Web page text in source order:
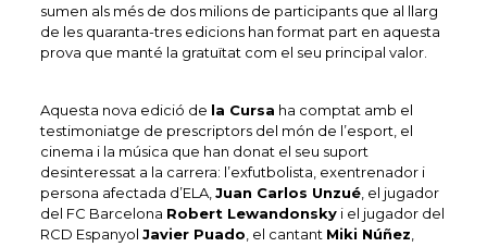
sumen als més de dos milions de participants que al llarg
de les quaranta-tres edicions han format part en aquesta
prova que manté la gratuïtat com el seu principal valor.
Aquesta nova edició de la Cursa ha comptat amb el
testimoniatge de prescriptors del món de l’esport, el
cinema i la música que han donat el seu suport
desinteressat a la carrera: l’exfutbolista, exentrenador i
persona afectada d’ELA, Juan Carlos Unzué, el jugador
del FC Barcelona Robert Lewandonskyi el jugador del
RCD Espanyol Javier Puado , el cantant Miki Núñez